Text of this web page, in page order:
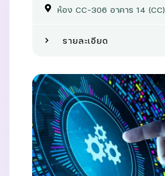
ห้อง CC-306 อาคาร 14 (CC)
รายละเอียด